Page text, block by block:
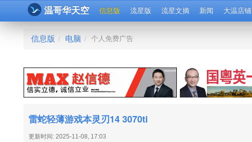
温哥华天空 信息版 流星版 流星文摘 新闻 大温店铺
信息版 / 电脑 / 个人免费广告
雷蛇轻薄游戏本灵刃14 3070ti
更新时间: 2025-11-08, 17:03